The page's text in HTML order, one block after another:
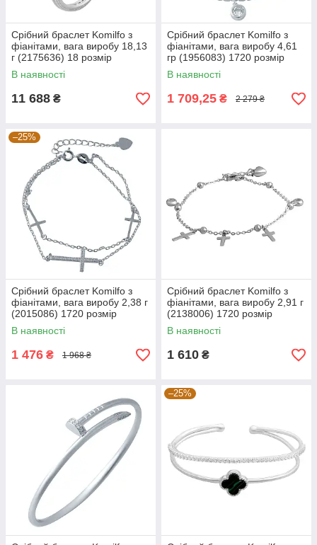
Срібний браслет Komilfo з
фіанітами, вага виробу 18,13
г (2175636) 18 розмір
В наявності
11 688 ₴
Срібний браслет Komilfo з
фіанітами, вага виробу 4,61
гр (1956083) 1720 розмір
В наявності
1 709,25 ₴ 2 279 ₴
–25%
Срібний браслет Komilfo з
фіанітами, вага виробу 2,38 г
(2015086) 1720 розмір
В наявності
1 476 ₴ 1 968 ₴
Срібний браслет Komilfo з
фіанітами, вага виробу 2,91 г
(2138006) 1720 розмір
В наявності
1 610 ₴
–25%